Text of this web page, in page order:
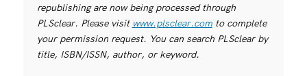
republishing are now being processed through
PLSclear. Please visit www.plsclear.comto complete
your permission request. You can search PLSclear by
title, ISBN/ISSN, author, or keyword.